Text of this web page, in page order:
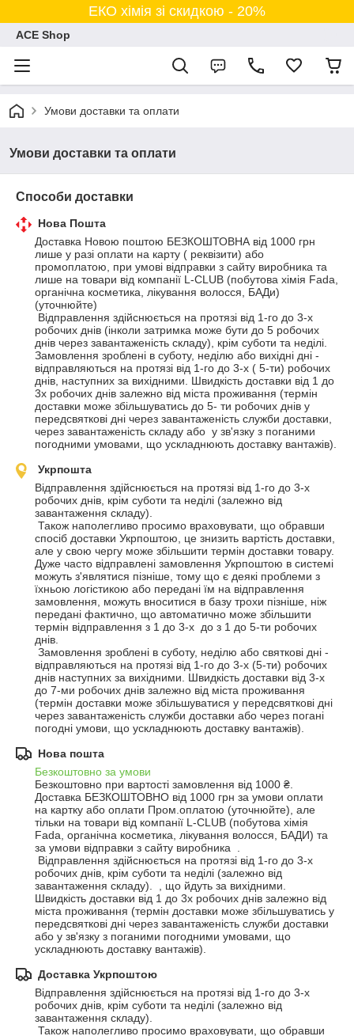
ЕКО хімія зі скидкою - 20%
ACE Shop
Умови доставки та оплати
Умови доставки та оплати
Способи доставки
Нова Пошта
Доставка Новою поштою БЕЗКОШТОВНА від 1000 грн
лише у разі оплати на карту ( реквізити) або
промоплатою, при умові відправки з сайту виробника та
лише на товари від компанії L-CLUB (побутова хімія Fada,
органічна косметика, лікування волосся, БАДи)
(уточнюйте)
робочих днів (інколи затримка може бути до 5 робочих
днів через завантаженість складу), крім суботи та неділі.
Замовлення зроблені в суботу, неділю або вихідні дні -
відправляються на протязі від 1-го до 3-х ( 5-ти) робочих
днів, наступних за вихідними. Швидкість доставки від 1 до
3х робочих днів залежно від міста проживання (термін
доставки може збільшуватись до 5- ти робочих днів у
передсвяткові дні через завантаженість служби доставки,
через завантаженість складу або  у зв'язку з поганими
погодними умовами, що ускладнюють доставку вантажів).
Укрпошта
Відправлення здійснюється на протязі від 1-го до 3-х
робочих днів, крім суботи та неділі (залежно від
завантаження складу).
спосіб доставки Укрпоштою, це знизить вартість доставки,
але у свою чергу може збільшити термін доставки товару.
Дуже часто відправлені замовлення Укрпоштою в системі
можуть з'являтися пізніше, тому що є деякі проблеми з
їхньою логістикою або передані їм на відправлення
замовлення, можуть вноситися в базу трохи пізніше, ніж
передані фактично, що автоматично може збільшити
термін відправлення з 1 до 3-х  до з 1 до 5-ти робочих
днів.
відправляються на протязі від 1-го до 3-х (5-ти) робочих
днів наступних за вихідними. Швидкість доставки від 3-х
до 7-ми робочих днів залежно від міста проживання
(термін доставки може збільшуватися у передсвяткові дні
через завантаженість служби доставки або через погані
погодні умови, що ускладнюють доставку вантажів).
Нова пошта
Безкоштовно за умови
Безкоштовно при вартості замовлення від 1000 ₴.
Доставка БЕЗКОШТОВНО від 1000 грн за умови оплати
на картку або оплати Пром.оплатою (уточнюйте), але
тільки на товари від компанії L-CLUB (побутова хімія
Fada, органічна косметика, лікування волосся, БАДИ) та
за умови відправки з сайту виробника  .
робочих днів, крім суботи та неділі (залежно від
завантаження складу).  , що йдуть за вихідними.
Швидкість доставки від 1 до 3х робочих днів залежно від
міста проживання (термін доставки може збільшуватись у
передсвяткові дні через завантаженість служби доставки
або у зв'язку з поганими погодними умовами, що
ускладнюють доставку вантажів).
Доставка Укрпоштою
Відправлення здійснюється на протязі від 1-го до 3-х
робочих днів, крім суботи та неділі (залежно від
завантаження складу).